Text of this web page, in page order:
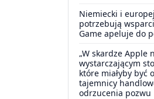
Niemiecki i
potrzebują
Game apeluje do
„W skardze Apple
wystarczającym
które miałyby być
tajemnicy
odrzucenia pozwu